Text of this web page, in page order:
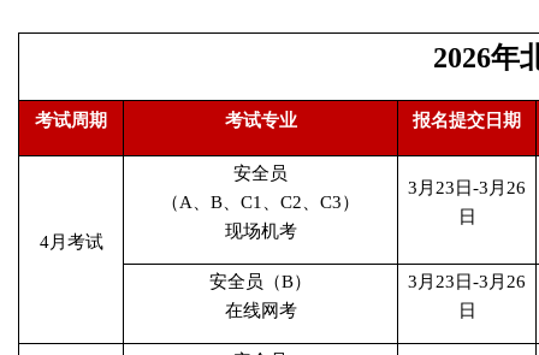
2026年
考试周期 考试专业 报名提交日期
4月考试
安全员
（A、B、C1、C2、C3）
现场机考
3月23日-3月26
日
安全员（B）
在线网考
3月23日-3月26
日